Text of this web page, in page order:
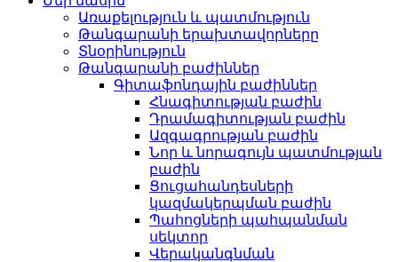
Առաքելություն և պատմություն
Թանգարանի երախտավորները
Տնօրինություն
Թանգարանի բաժիններ
Գիտաֆոնդային բաժիններ
Հնագիտության բաժին
Դրամագիտության բաժին
Ազգագրության բաժին
Նոր և նորագույն պատմության
բաժին
Ցուցահանդեսների
կազմակերպման բաժին
Պահոցների պահպանման
սեկտոր
Վերականգնման